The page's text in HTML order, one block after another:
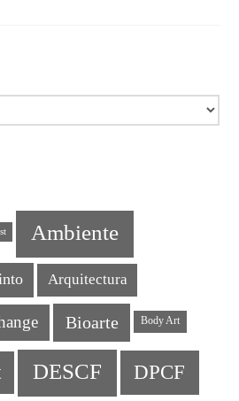
Ambiente
Arquitectura
Bioarte Body Art
DESCF DPCF